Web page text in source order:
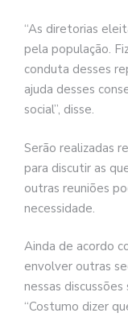
“As diretorias
pela população.
conduta desses
ajuda desses
social”, disse.
Serão realizadas
para discutir as
outras reuniões
necessidade.
Ainda de acordo
envolver outras
nessas
“Costumo dizer